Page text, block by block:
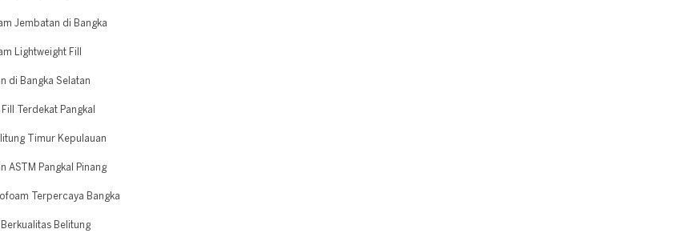
Jembatan di Bangka
Lightweight Fill
di Bangka Selatan
Terdekat Pangkal
Timur Kepulauan
ASTM Pangkal Pinang
Terpercaya Bangka
Belitung